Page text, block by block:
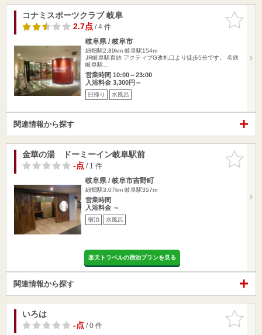
お気に入
りに追加
コナミスポーツクラブ 岐阜
2.7点/ 4 件
岐阜県 / 岐阜市
細畑駅2.89km 岐阜駅154m
JR岐阜駅直結 アクティブG改札口より徒歩5分です。 名鉄
岐阜駅…
営業時間 10:00～23:00
入浴料金 3,300円～
日帰り 水風呂
関連情報から探す
お気に入
りに追加
金華の湯 ドーミーイン岐阜駅前
-点/ 1 件
岐阜県 / 岐阜市吉野町
細畑駅3.07km 岐阜駅357m
営業時間
入浴料金 ～
宿泊 水風呂
楽天トラベルの宿泊プランを見る
関連情報から探す
お気に入
りに追加
いろは
-点/ 0 件